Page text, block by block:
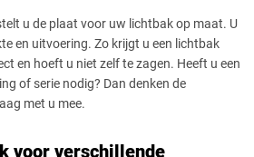
u de plaat voor uw lichtbak op maat. U
en uitvoering. Zo krijgt u een lichtbak
en hoeft u niet zelf te zagen. Heeft u een
of serie nodig? Dan denken de
met u mee.
voor verschillende